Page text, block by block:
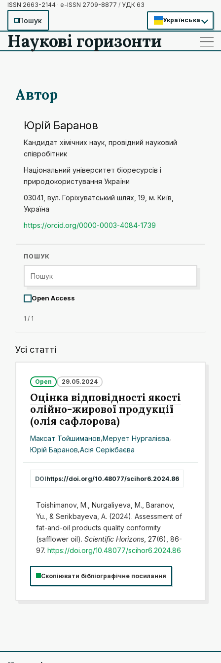
ISSN 2663-2144 · e-ISSN 2709-8877 / УДК 63
Пошук Українська
Наукові горизонти ——
——
——
Автор
Юрій Баранов
Кандидат хімічних наук, провідний науковий
співробітник
Національний університет біоресурсів і
природокористування України
03041, вул. Горіхуватський шлях, 19, м. Київ,
Україна
https://orcid.org/0000-0003-4084-1739
ПОШУК
Open Access
1 / 1
Усі статті
Open 29.05.2024
Оцінка відповідності якості
олійно-жирової продукції
(олія сафлорова)
Максат Тойшиманов,Мерует Нургалієва,
Юрій Баранов,Асія Серікбаєва
DOIhttps://doi.org/10.48077/scihor6.2024.86
Toishimanov, M., Nurgaliyeva, M., Baranov,
Yu., & Serikbayeva, A. (2024). Assessment of
fat-and-oil products quality conformity
(safflower oil). Scientific Horizons, 27(6), 86-
97. https://doi.org/10.48077/scihor6.2024.86
Скопіювати бібліографічне посилання